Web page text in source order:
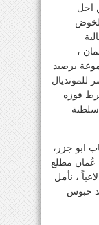
اجل
لخوض
،
برصيد
للمونديال
فوزه
سلطنة
ابو جزر،
عُمان مطلع
الشهر المقبل، وينتظر ان تضم اسماء 25 لاعباً ، نأمل
حبوس